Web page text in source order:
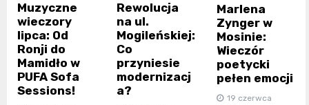
Muzyczne
wieczory
lipca: Od
Ronji do
Mamidło w
PUFA Sofa
Sessions!
Rewolucja
na ul.
Mogileńskiej:
Co
przyniesie
modernizacj
a?
Marlena
Zynger w
Mosinie:
Wieczór
poetycki
pełen emocji
19 czerwca